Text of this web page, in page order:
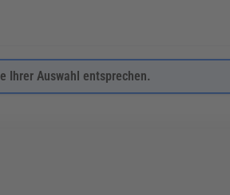
Ihrer Auswahl entsprechen.